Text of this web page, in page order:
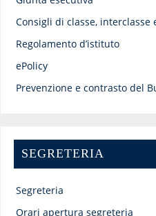
Consigli di classe, interclasse
Regolamento d’istituto
ePolicy
Prevenzione e contrasto del
SEGRETERIA
Segreteria
Orari apertura segreteria